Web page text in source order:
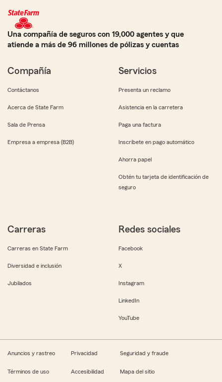
Una compañía de seguros con 19,000 agentes y que
atiende a más de 96 millones de pólizas y cuentas
Compañía
Contáctanos
Acerca de State Farm
Sala de Prensa
Empresa a empresa (B2B)
Servicios
Presenta un reclamo
Asistencia en la carretera
Paga una factura
Inscríbete en pago automático
Ahorra papel
Obtén tu tarjeta de identificación de
seguro
Carreras
Carreras en State Farm
Diversidad e inclusión
Jubilados
Redes sociales
Facebook
X
Instagram
LinkedIn
YouTube
Anuncios y rastreo Privacidad Seguridad y fraude
Términos de uso Accesibilidad Mapa del sitio